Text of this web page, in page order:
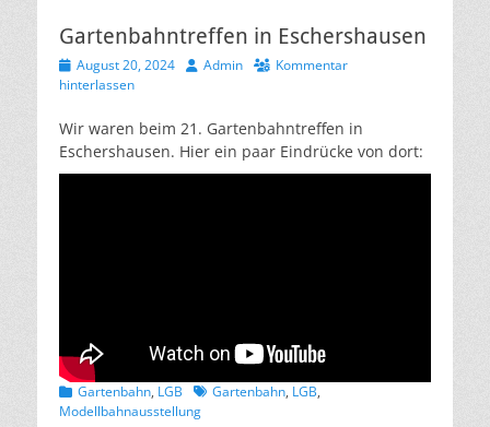
Gartenbahntreffen in Eschershausen
Veröffentlicht
am
August 20, 2024 AutorAdmin
Kommentar
hinterlassen
Wir waren beim 21. Gartenbahntreffen in
Eschershausen. Hier ein paar Eindrücke von dort:
Kategorien
Gartenbahn, LGB Schlagworte
Gartenbahn, LGB,
Modellbahnausstellung